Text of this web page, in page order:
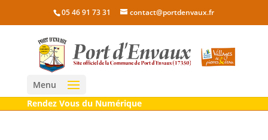
05 46 91 73 31 contact@portdenvaux.fr
Menu
Rendez Vous du Numérique